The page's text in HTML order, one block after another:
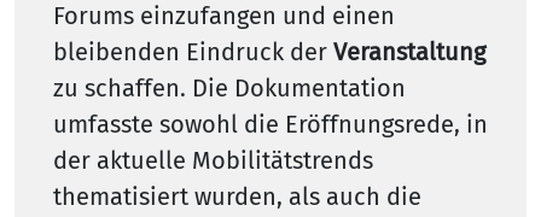
Forums einzufangen und einen
bleibenden Eindruck der Veranstaltung
zu schaffen. Die Dokumentation
umfasste sowohl die Eröffnungsrede, in
der aktuelle Mobilitätstrends
thematisiert wurden, als auch die